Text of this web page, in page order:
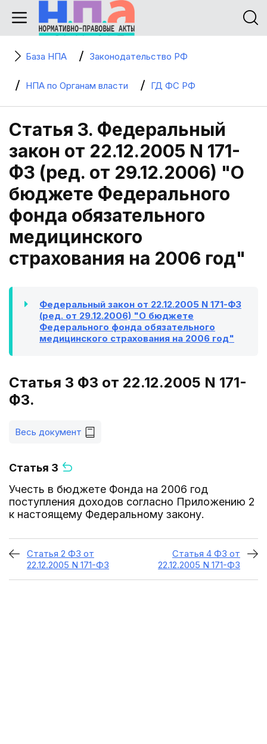
База НПА Законодательство РФ
НПА по Органам власти ГД ФС РФ
Статья 3. Федеральный
закон от 22.12.2005 N 171-
ФЗ (ред. от 29.12.2006) "О
бюджете Федерального
фонда обязательного
медицинского
страхования на 2006 год"
Федеральный закон от 22.12.2005 N 171-ФЗ
(ред. от 29.12.2006) "О бюджете
Федерального фонда обязательного
медицинского страхования на 2006 год"
Статья 3 ФЗ от 22.12.2005 N 171-
ФЗ.
Весь документ
Статья 3
Учесть в бюджете Фонда на 2006 год
поступления доходов согласно Приложению 2
к настоящему Федеральному закону.
Статья 2 ФЗ от
22.12.2005 N 171-ФЗ
Статья 4 ФЗ от
22.12.2005 N 171-ФЗ